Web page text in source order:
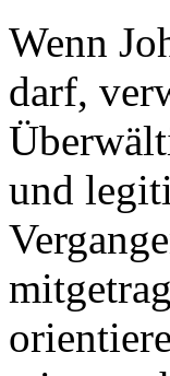
Wenn
darf,
und